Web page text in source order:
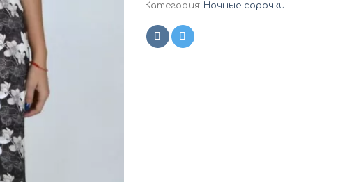
Категория: Ночные сорочки